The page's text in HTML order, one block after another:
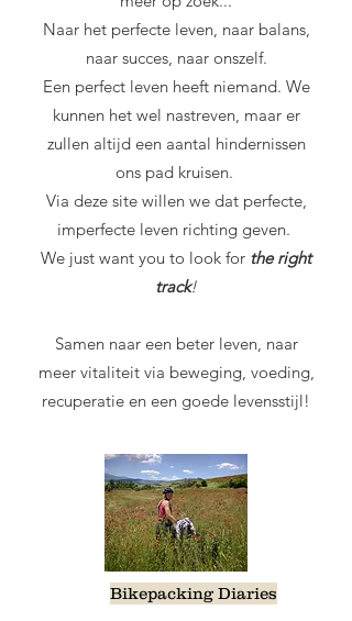
Naar het perfecte leven, naar balans,
naar succes, naar onszelf.
Een perfect leven heeft niemand. We
kunnen het wel nastreven, maar er
zullen altijd een aantal hindernissen
ons pad kruisen.
Via deze site willen we dat perfecte,
imperfecte leven richting geven.
We just want you to look for the right
track!
Samen naar een beter leven, naar
meer vitaliteit via beweging, voeding,
recuperatie en een goede levensstijl!
Bikepacking Diaries